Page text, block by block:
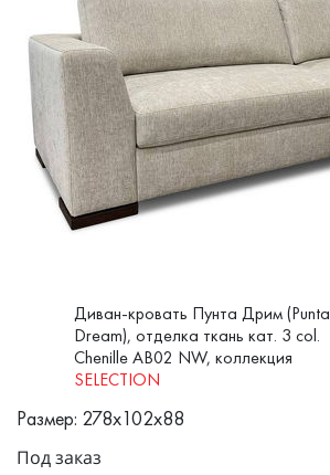
Диван-кровать Пунта Дрим (Punta
Dream), отделка ткань кат. 3 col.
Chenille AB02 NW, коллекция
SELECTION
Размер: 278x102x88
Под заказ